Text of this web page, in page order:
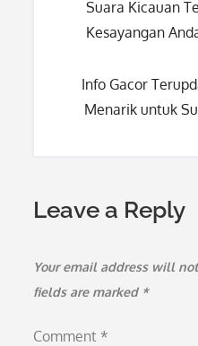
Suara Kicauan
Kesayangan
Info Gacor
Menarik untuk
Leave a Reply
Your email address will
fields are marked *
Comment *